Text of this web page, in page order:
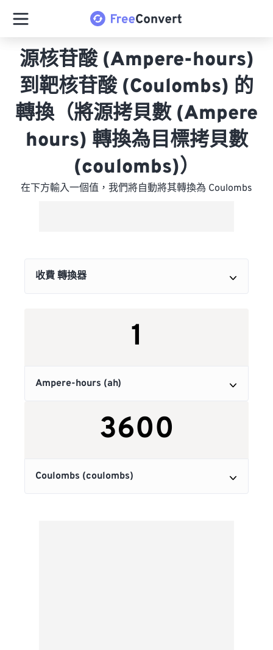
源核苷酸 (Ampere-hours)
到靶核苷酸 (Coulombs) 的
轉換（將源拷貝數 (Ampere
hours) 轉換為目標拷貝數
(coulombs)）
在下方輸入一個值，我們將自動將其轉換為 Coulombs